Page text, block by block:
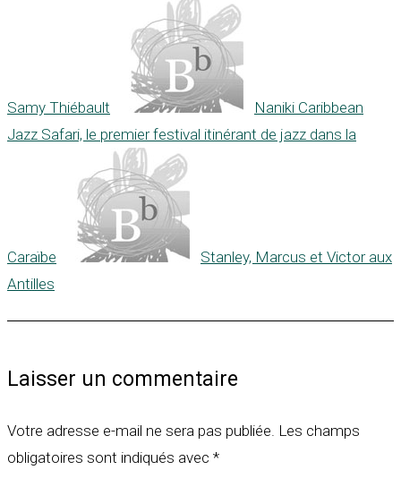
Samy Thiébault
Naniki Caribbean
Jazz Safari, le premier festival itinérant de jazz dans la
Caraïbe
Stanley, Marcus et Victor aux
Antilles
Laisser un commentaire
Votre adresse e-mail ne sera pas publiée. Les champs
obligatoires sont indiqués avec *